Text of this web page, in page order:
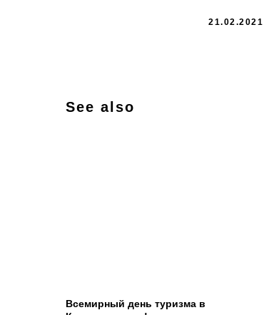
21.02.2021
See also
Всемирный день туризма в